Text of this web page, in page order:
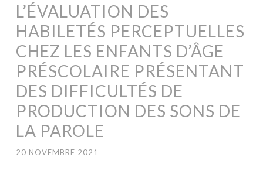
L’ÉVALUATION DES
HABILETÉS PERCEPTUELLES
CHEZ LES ENFANTS D’ÂGE
PRÉSCOLAIRE PRÉSENTANT
DES DIFFICULTÉS DE
PRODUCTION DES SONS DE
LA PAROLE
20 NOVEMBRE 2021